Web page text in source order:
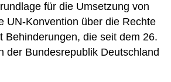
für die Umsetzung von
UN-Konvention über die Rechte
Behinderungen, die seit dem 26.
der Bundesrepublik Deutschland